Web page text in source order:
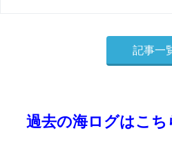
記事一
過去の海ログはこち